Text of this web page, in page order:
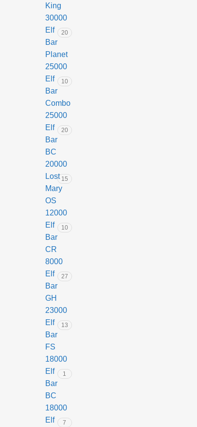
King
30000
Elf
Bar
Planet
25000
20
Elf
Bar
Combo
25000
10
Elf
Bar
BC
20000
20
Lost
Mary
OS
12000
15
Elf
Bar
CR
8000
10
Elf
Bar
GH
23000
27
Elf
Bar
FS
18000
13
Elf
Bar
BC
18000
1
Elf
7